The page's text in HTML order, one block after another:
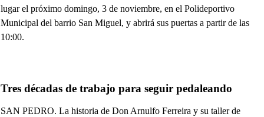
lugar el próximo domingo, 3 de noviembre, en el Polideportivo
Municipal del barrio San Miguel, y abrirá sus puertas a partir de las
10:00.
Tres décadas de trabajo para seguir pedaleando
SAN PEDRO. La historia de Don Arnulfo Ferreira y su taller de